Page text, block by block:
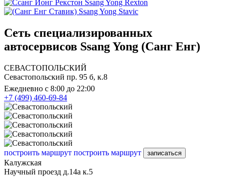
Ssang Yong Rexton
Ssang Yong Stavic
Сеть специализированных
автосервисов Ssang Yong (Санг Енг)
СЕВАСТОПОЛЬСКИЙ
Севастопольский пр. 95 б, к.8
Ежедневно с 8:00 до 22:00
+7 (499) 460-69-84
построить маршрут построить маршрут записаться
Калужская
Научный проезд д.14а к.5